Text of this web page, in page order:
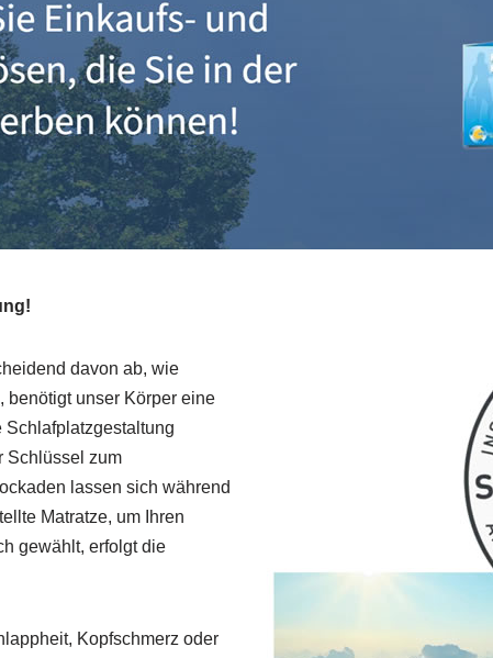
davon ab, wie
benötigt unser Körper eine
Schlüssel zum
lassen sich während
Matratze, um Ihren
gewählt, erfolgt die
Kopfschmerz oder